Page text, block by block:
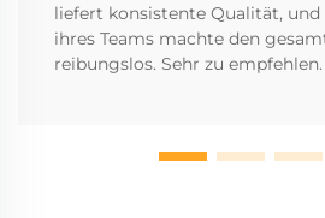
liefert konsistente Qualität,
ihres Teams machte den
reibungslos. Sehr zu empfehlen.